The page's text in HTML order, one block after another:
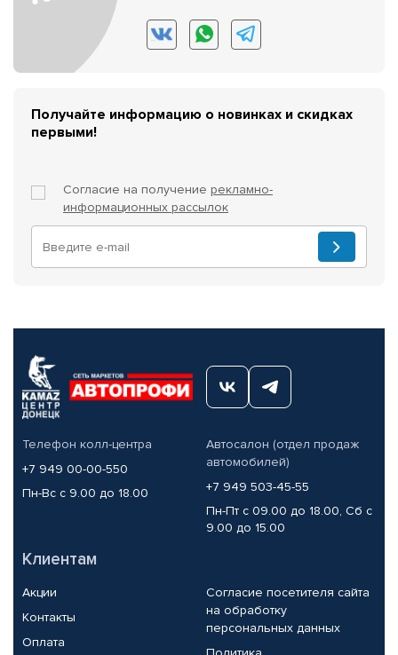
Получайте информацию о новинках и скидках
первыми!
Согласие на получение рекламно-
информационных рассылок
Телефон колл-центра
+7 949 00-00-550
Пн-Вс с 9.00 до 18.00
Автосалон (отдел продаж
автомобилей)
+7 949 503-45-55
Пн-Пт с 09.00 до 18.00, Сб с
9.00 до 15.00
Клиентам
Акции
Контакты
Оплата
Согласие посетителя сайта
на обработку
персональных данных